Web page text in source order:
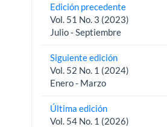
Edición precedente
Vol. 51 No. 3 (2023)
Julio - Septiembre
Siguiente edición
Vol. 52 No. 1 (2024)
Enero - Marzo
Última edición
Vol. 54 No. 1 (2026)